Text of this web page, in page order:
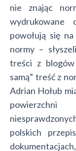
nie znając
wydrukowane
powołują się
normy –
treści z
samą” treść z
Adrian Hołub
powierzchni
polskich